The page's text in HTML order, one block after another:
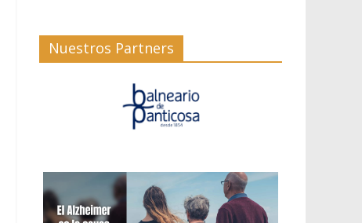
Nuestros Partners